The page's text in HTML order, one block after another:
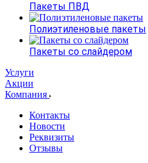
Пакеты ПВД
Полиэтиленовые пакеты
Пакеты со слайдером
Услуги
Акции
Компания
Контакты
Новости
Реквизиты
Отзывы